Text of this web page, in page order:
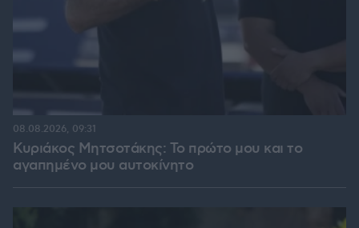
Κυριάκος Μητσοτάκης: Το πρώτο μου και το
αγαπημένο μου αυτοκίνητο
08.08.2026, 09:31